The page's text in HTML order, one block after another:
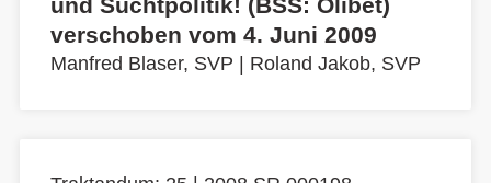
und Suchtpolitik! (BSS: Olibet)
verschoben vom 4. Juni 2009
Manfred Blaser, SVP Roland Jakob, SVP